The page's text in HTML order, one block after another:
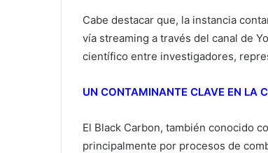
Cabe destacar que, la instancia
vía streaming a través del canal de
científico entre investigadores,
UN CONTAMINANTE CLAVE EN LA
El Black Carbon, también conocido
principalmente por procesos de